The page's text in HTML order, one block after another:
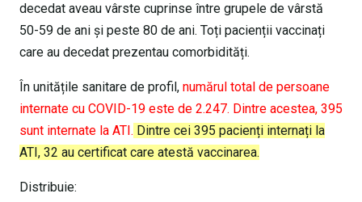
decedat aveau vârste cuprinse între grupele de vârstă
50-59 de ani și peste 80 de ani. Toți pacienții vaccinați
care au decedat prezentau comorbidități.
În unitățile sanitare de profil, numărul total de persoane
internate cu COVID-19 este de 2.247. Dintre acestea, 395
sunt internate la ATI. Dintre cei 395 pacienți internați la
ATI, 32 au certificat care atestă vaccinarea.
Distribuie: